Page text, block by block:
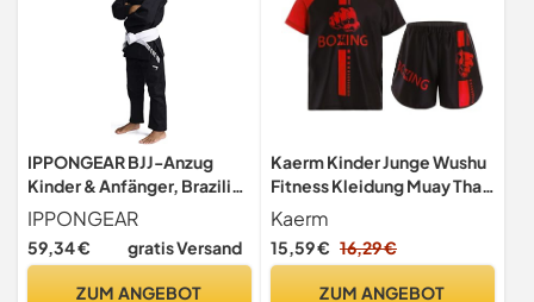
IPPONGEAR BJJ-Anzug
Kinder & Anfänger, Brazilian
Jiu Jitsu Anzug mit Gürtel
IPPONGEAR
59,34 € gratis Versand
ZUM ANGEBOT
Kaerm Kinder Junge Wushu
Fitness Kleidung Muay Thai
Anzug Kick Boxshorts
Sportbekleidung
Kampfsport
Kaerm
15,59 € 16,29 €
ZUM ANGEBOT